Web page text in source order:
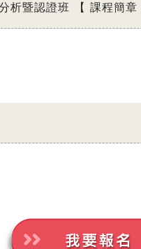
析暨認證班 【 課程簡章